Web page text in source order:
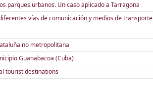
parques urbanos. Un caso aplicado a Tarragona
vías de comunicación y medios de transporte
no metropolitana
Guanabacoa (Cuba)
tourist destinations